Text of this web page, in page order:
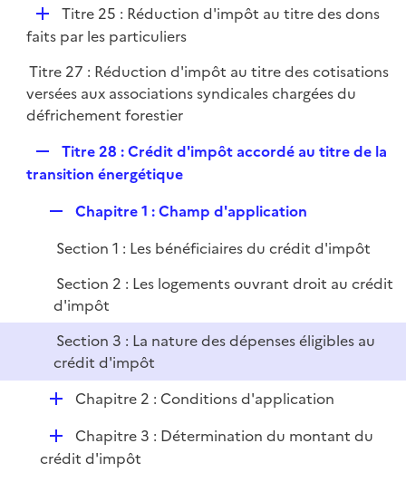
e
D
é
l
i
e
Titre 25 : Réduction d'impôt au titre des dons
faits par les particuliers
Titre 27 : Réduction d'impôt au titre des cotisations
versées aux associations syndicales chargées du
défrichement forestier
e
l
e
r
Titre 28 : Crédit d'impôt accordé au titre de la
transition énergétique
p
i
e
r
Chapitre 1 : Champ d'application
Section 1 : Les bénéficiaires du crédit d'impôt
Section 2 : Les logements ouvrant droit au crédit
d'impôt
Section 3 : La nature des dépenses éligibles au
crédit d'impôt
D
l
Chapitre 2 : Conditions d'application
D
é
Chapitre 3 : Détermination du montant du
crédit d'impôt